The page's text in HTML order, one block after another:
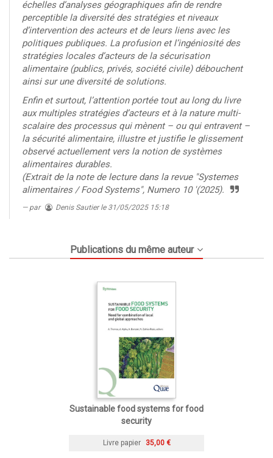
échelles d’analyses géographiques afin de rendre
perceptible la diversité des stratégies et niveaux
d’intervention des acteurs et de leurs liens avec les
politiques publiques. La profusion et l’ingéniosité des
stratégies locales d’acteurs de la sécurisation
alimentaire (publics, privés, société civile) débouchent
ainsi sur une diversité de solutions.
Enfin et surtout, l’attention portée tout au long du livre
aux multiples stratégies d’acteurs et à la nature multi-
scalaire des processus qui mènent – ou qui entravent –
la sécurité alimentaire, illustre et justifie le glissement
observé actuellement vers la notion de systèmes
alimentaires durables.
(Extrait de la note de lecture dans la revue "Systemes
alimentaires / Food Systems", Numero 10 '(2025).
par Denis Sautierle 31/05/2025 15:18
Publications du même auteur
Sustainable food systems for food
security
Livre papier 35,00 €